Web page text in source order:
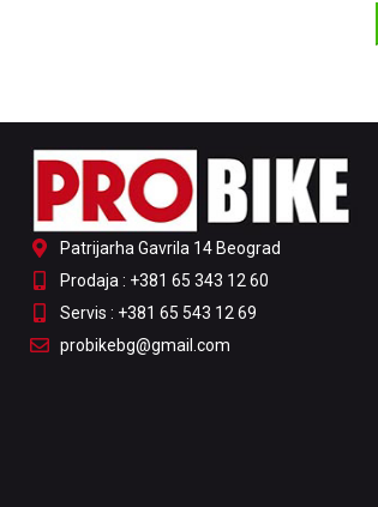
Patrijarha Gavrila 14 Beograd
Prodaja : +381 65 343 12 60
Servis : +381 65 543 12 69
probikebg@gmail.com